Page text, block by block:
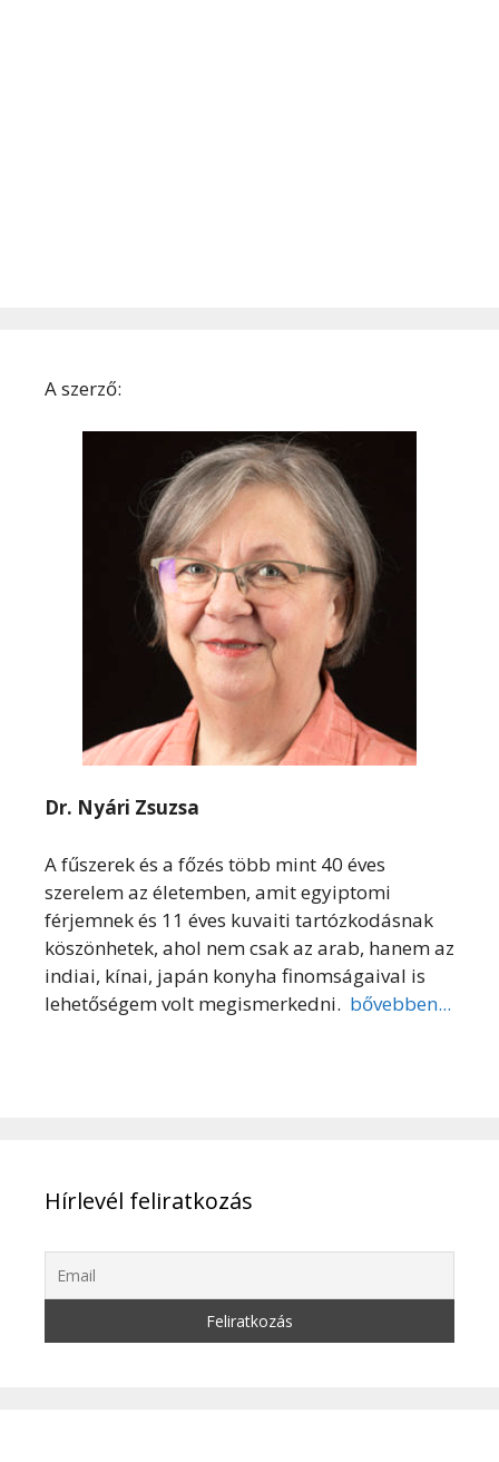
A szerző:
Dr. Nyári Zsuzsa
A fűszerek és a főzés több mint 40 éves
szerelem az életemben, amit egyiptomi
férjemnek és 11 éves kuvaiti tartózkodásnak
köszönhetek, ahol nem csak az arab, hanem az
indiai, kínai, japán konyha finomságaival is
lehetőségem volt megismerkedni. bővebben...
Hírlevél feliratkozás